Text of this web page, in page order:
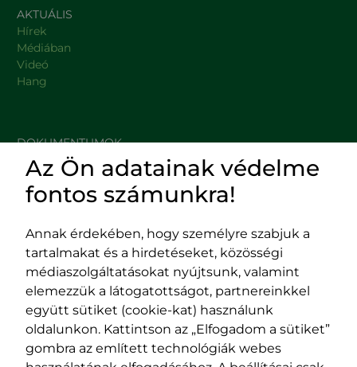
AKTUÁLIS
Hírek
Médiában
Videó
Hang
DOKUMENTUMOK
HASZNOS LINKEK
Impresszum
Adatvédelmi szabályzat
EPP program
400029 Kolozsvár,
Fürdő (Card. Iuliu Hossu) utca, 41.
szám
400489 Kolozsvár,
Majális utca, 60.
szám
Az Ön adatainak védelme
fontos számunkra!
Annak érdekében, hogy személyre szabjuk a
tartalmakat és a hirdetéseket, közösségi
médiaszolgáltatásokat nyújtsunk, valamint
elemezzük a látogatottságot, partnereinkkel
együtt sütiket (cookie-kat) használunk
oldalunkon. Kattintson az „Elfogadom a sütiket”
gombra az említett technológiák webes